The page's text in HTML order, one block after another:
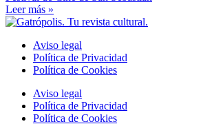
Leer más »
Aviso legal
Política de Privacidad
Política de Cookies
Aviso legal
Política de Privacidad
Política de Cookies